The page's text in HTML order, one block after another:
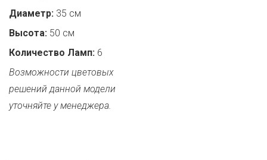
Диаметр: 35 см
Высота: 50 см
Количество Ламп: 6
Возможности цветовых
решений данной модели
уточняйте у менеджера.